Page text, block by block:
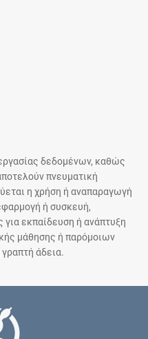
δεδομένων, καθώς
πνευματική
η χρήση ή αναπαραγωγή
ή συσκευή,
εκπαίδευση ή ανάπτυξη
μάθησης ή παρόμοιων
άδεια.